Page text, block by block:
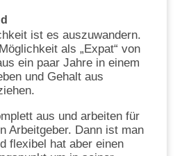
ist es auszuwandern.
als „Expat“ von
ein paar Jahre in einem
und Gehalt aus
aus und arbeiten für
Arbeitgeber. Dann ist man
flexibel hat aber einen